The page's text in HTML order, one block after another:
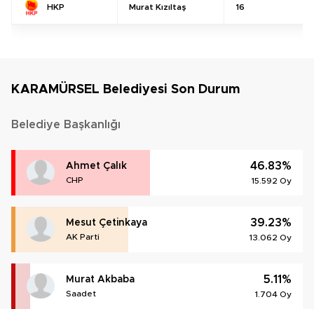
HKP Murat Kızıltaş 16
KARAMÜRSEL Belediyesi Son Durum
Belediye Başkanlığı
Ahmet Çalık
CHP
46.83%
15.592 Oy
Mesut Çetinkaya
AK Parti
39.23%
13.062 Oy
Murat Akbaba
Saadet
5.11%
1.704 Oy